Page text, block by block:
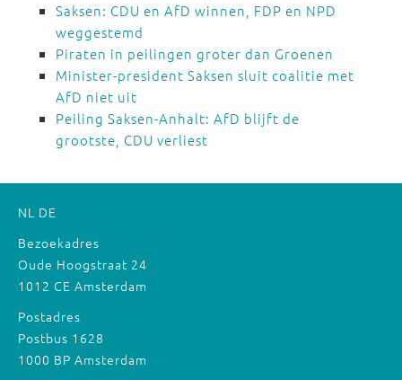
Saksen: CDU en AfD winnen, FDP en NPD
weggestemd
Piraten in peilingen groter dan Groenen
Minister-president Saksen sluit coalitie met
AfD niet uit
Peiling Saksen-Anhalt: AfD blijft de
grootste, CDU verliest
NL DE
Bezoekadres
Oude Hoogstraat 24
1012 CE Amsterdam
Postadres
Postbus 1628
1000 BP Amsterdam